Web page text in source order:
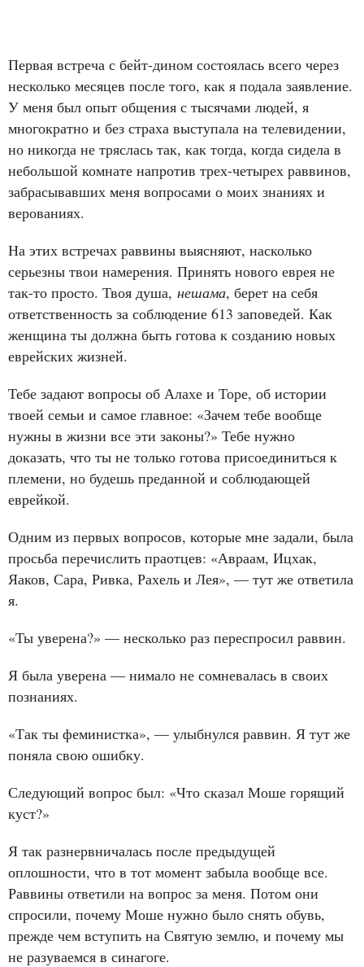
Первая встреча с бейт-дином состоялась всего через
несколько месяцев после того, как я подала заявление.
У меня был опыт общения с тысячами людей, я
многократно и без страха выступала на телевидении,
но никогда не тряслась так, как тогда, когда сидела в
небольшой комнате напротив трех-четырех раввинов,
забрасывавших меня вопросами о моих знаниях и
верованиях.
На этих встречах раввины выясняют, насколько
серьезны твои намерения. Принять нового еврея не
так-то просто. Твоя душа, нешама, берет на себя
ответственность за соблюдение 613 заповедей. Как
женщина ты должна быть готова к созданию новых
еврейских жизней.
Тебе задают вопросы об Алахе и Торе, об истории
твоей семьи и самое главное: «Зачем тебе вообще
нужны в жизни все эти законы?» Тебе нужно
доказать, что ты не только готова присоединиться к
племени, но будешь преданной и соблюдающей
еврейкой.
Одним из первых вопросов, которые мне задали, была
просьба перечислить праотцев: «Авраам, Ицхак,
Яаков, Сара, Ривка, Рахель и Лея», — тут же ответила
я.
«Ты уверена?» — несколько раз переспросил раввин.
Я была уверена — нимало не сомневалась в своих
познаниях.
«Так ты феминистка», — улыбнулся раввин. Я тут же
поняла свою ошибку.
Следующий вопрос был: «Что сказал Моше горящий
куст?»
Я так разнервничалась после предыдущей
оплошности, что в тот момент забыла вообще все.
Раввины ответили на вопрос за меня. Потом они
спросили, почему Моше нужно было снять обувь,
прежде чем вступить на Святую землю, и почему мы
не разуваемся в синагоге.